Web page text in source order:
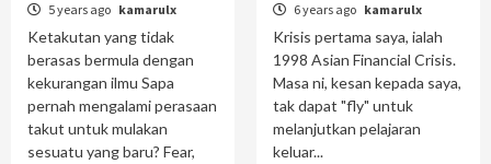
5 years ago kamarulx
Ketakutan yang tidak
berasas bermula dengan
kekurangan ilmu Sapa
pernah mengalami perasaan
takut untuk mulakan
sesuatu yang baru? Fear,
6 years ago kamarulx
Krisis pertama saya, ialah
1998 Asian Financial Crisis.
Masa ni, kesan kepada saya,
tak dapat "fly" untuk
melanjutkan pelajaran
keluar...